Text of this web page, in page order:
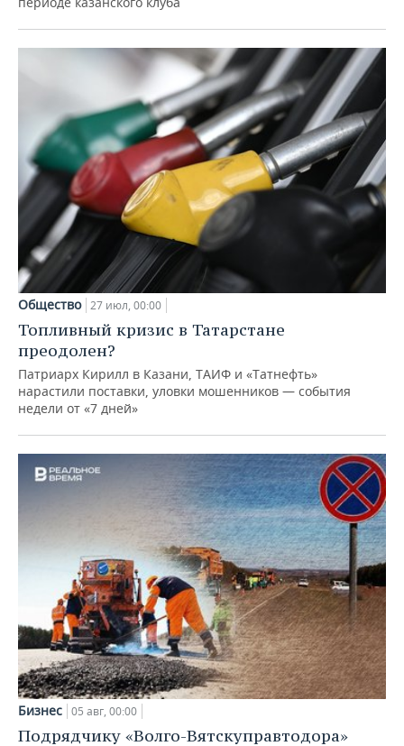
Общество 27 июл, 00:00
Топливный кризис в Татарстане
преодолен?
Патриарх Кирилл в Казани, ТАИФ и «Татнефть»
нарастили поставки, уловки мошенников — события
недели от «7 дней»
Бизнес 05 авг, 00:00
Подрядчику «Волго-Вятскуправтодора»